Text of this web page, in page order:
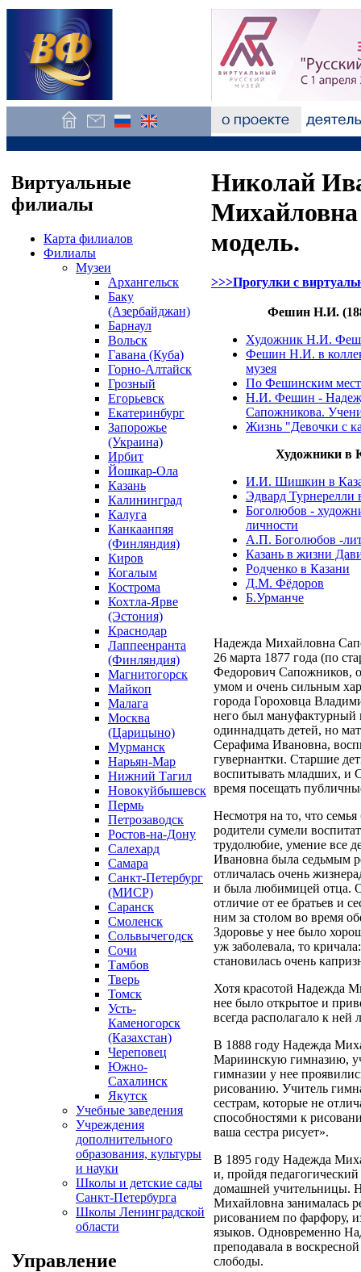
Виртуальные
филиалы
Карта филиалов
Филиалы
Музеи
Архангельск
Баку
(Азербайджан)
Барнаул
Вольск
Гавана (Куба)
Горно-Алтайск
Грозный
Егорьевск
Екатеринбург
Запорожье
(Украина)
Ирбит
Йошкар-Ола
Казань
Калининград
Калуга
Канкаанпяя
(Финляндия)
Киров
Когалым
Кострома
Кохтла-Ярве
(Эстония)
Краснодар
Лаппеенранта
(Финляндия)
Магнитогорск
Майкоп
Малага
Москва
(Царицыно)
Мурманск
Нарьян-Мар
Нижний Тагил
Новокуйбышевск
Пермь
Петрозаводск
Ростов-на-Дону
Салехард
Самара
Санкт-Петербург
(МИСР)
Саранск
Смоленск
Сольвычегодск
Сочи
Тамбов
Тверь
Томск
Усть-
Каменогорск
(Казахстан)
Череповец
Южно-
Сахалинск
Якутск
Учебные заведения
Учреждения
дополнительного
образования, культуры
и науки
Школы и детские сады
Санкт-Петербурга
Школы Ленинградской
области
Управление
Николай
Михайловна
модель.
>>>Прогулки с
Фешин Н.И.
Художник Н.И.
Фешин Н.И. в
музея
По Фешинским
Н.И. Фешин -
Сапожникова.
Жизнь "Девочки с
Художники в
И.И. Шишкин в
Эдвард Турнерелли
Боголюбов -
личности
А.П. Боголюбов -
Казань в жизни
Родченко в Казани
Д.М. Фёдоров
Б.Урманче
Надежда Михайловна
26 марта 1877 года (по
Федорович Сапожников,
умом и очень сильным
города Гороховца
него был мануфактурный
одиннадцать детей, но
Серафима Ивановна,
гувернантки. Старшие
воспитывать младших, и
время посещать
Несмотря на то, что
родители сумели
трудолюбие, умение все
Ивановна была седьмым
отличалась очень
и была любимицей отца.
отличие от ее братьев и
ним за столом во время
Здоровье у нее было
уж заболевала, то
становилась очень
Хотя красотой Надежда
нее было открытое и
всегда располагало к ней
В 1888 году Надежда
Мариинскую гимназию,
гимназии у нее
рисованию. Учитель
сестрам, которые не
способностями к
ваша сестра рисует».
В 1895 году Надежда
и, пройдя
домашней учительницы.
Михайловна занималась
рисованием по фарфору,
языков. Одновременно
преподавала в
слободы.